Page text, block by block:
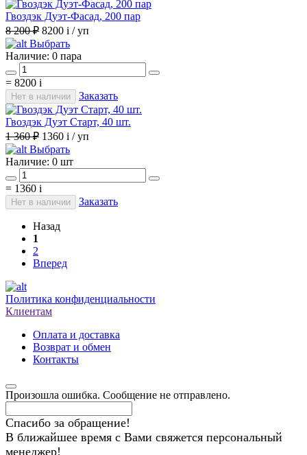
Гвоздэк Дуэт-Фасад, 200 пар
8 200 ₽ 8200 i / уп
Выбрать
Наличие: 0 пара
= 8200 i
Нет в наличии Заказать
Гвоздэк Дуэт Старт, 40 шт.
1 360 ₽ 1360 i / уп
Выбрать
Наличие: 0 шт
= 1360 i
Нет в наличии Заказать
Назад
1
2
Вперед
Политика конфиденциальности
Клиентам
Оплата и доставка
Возврат и обмен
Контакты
Произошла ошибка. Сообщение не отправлено.
Спасибо за обращение!
В ближайшее время с Вами свяжется персональный
менеджер!